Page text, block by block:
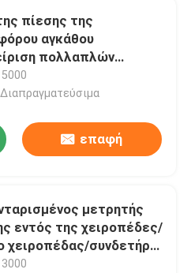
πίεσης της
αγκάθου
πολλαπλών
/ συνεχής απεικόνιση
CE
5000
επαφή
μετρητής
εντός της χειροπέδες/
χειροπέδας/συνδετήρας
Τάξη I CE ISO13485
3000